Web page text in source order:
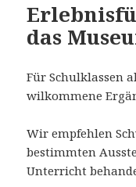
das
Für Schulklassen
wilkommene
Wir empfehlen
bestimmten
Unterricht